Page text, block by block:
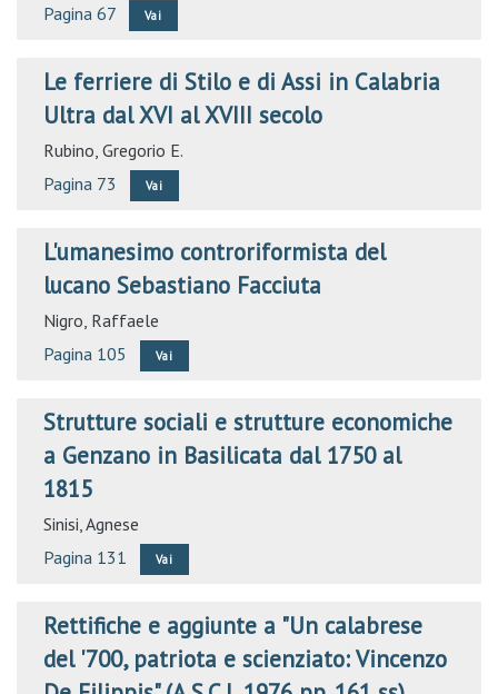
Pagina 67
Vai
Le ferriere di Stilo e di Assi in Calabria
Ultra dal XVI al XVIII secolo
Rubino, Gregorio E.
Pagina 73
Vai
L'umanesimo controriformista del
lucano Sebastiano Facciuta
Nigro, Raffaele
Pagina 105
Vai
Strutture sociali e strutture economiche
a Genzano in Basilicata dal 1750 al
1815
Sinisi, Agnese
Pagina 131
Vai
Rettifiche e aggiunte a "Un calabrese
del '700, patriota e scienziato: Vincenzo